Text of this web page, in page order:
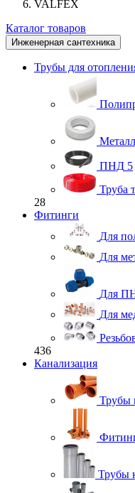
VALFEX
Каталог товаров
Инженерная сантехника
Трубы для
ПНД 5
Труба
28
Фитинги
Для
Для
Для
Для
436
Канализация
Трубы
Трубы